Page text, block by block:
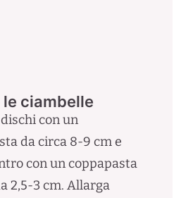
le ciambelle
con un
da circa 8-9 cm e
con un coppapasta
2,5-3 cm. Allarga